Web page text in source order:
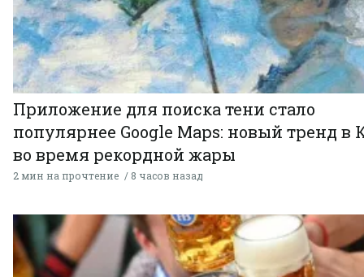
Приложение для поиска тени стало
популярнее Google Maps: новый тренд в
во время рекордной жары
2 мин на прочтение 8 часов назад